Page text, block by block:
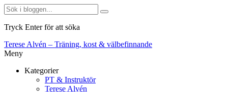
Tryck Enter för att söka
Terese Alvén – Träning, kost & välbefinnande
Meny
Kategorier
PT & Instruktör
Terese Alvén